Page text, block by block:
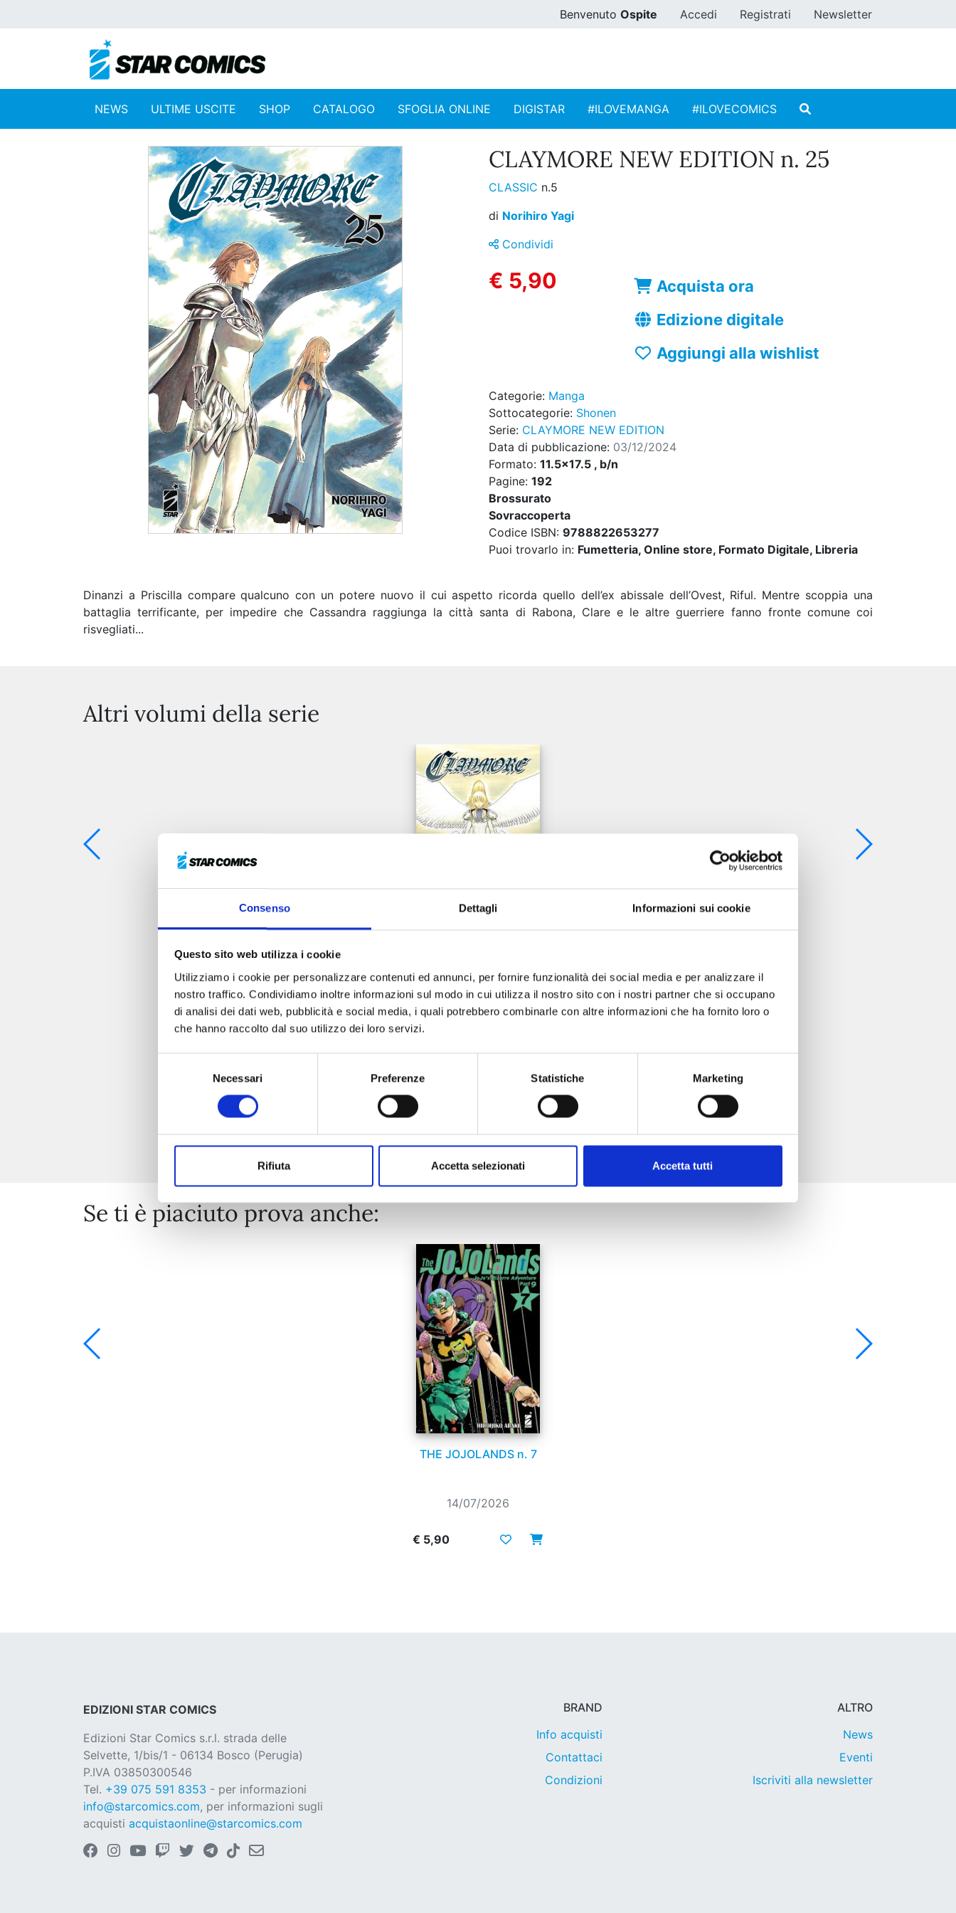
Consenso Dettagli Informazioni sui cookie
Questo sito web utilizza i cookie
Utilizziamo i cookie per personalizzare contenuti ed annunci, per fornire funzionalità dei social media e per analizzare il
nostro traffico. Condividiamo inoltre informazioni sul modo in cui utilizza il nostro sito con i nostri partner che si occupano
di analisi dei dati web, pubblicità e social media, i quali potrebbero combinarle con altre informazioni che ha fornito loro o
che hanno raccolto dal suo utilizzo dei loro servizi.
Necessari Preferenze Statistiche Marketing
Rifiuta Accetta selezionati Accetta tutti
Benvenuto Ospite Accedi Registrati Newsletter
NEWS ULTIME USCITE SHOP CATALOGO SFOGLIA ONLINE DIGISTAR #ILOVEMANGA #ILOVECOMICS
CLAYMORE NEW EDITION n. 25
CLASSIC n.5
di Norihiro Yagi
Condividi
€ 5,90
Acquista ora
Edizione digitale
Aggiungi alla wishlist
Categorie: Manga
Sottocategorie: Shonen
Serie: CLAYMORE NEW EDITION
Data di pubblicazione: 03/12/2024
Formato: 11.5x17.5 , b/n
Pagine: 192
Brossurato
Sovraccoperta
Codice ISBN: 9788822653277
Puoi trovarlo in: Fumetteria, Online store, Formato Digitale, Libreria
Dinanzi a Priscilla compare qualcuno con un potere nuovo il cui aspetto ricorda quello dell’ex abissale dell’Ovest, Riful. Mentre scoppia una
battaglia terrificante, per impedire che Cassandra raggiunga la città santa di Rabona, Clare e le altre guerriere fanno fronte comune coi
risvegliati...
Altri volumi della serie
11/02/2025
Se ti è piaciuto prova anche:
THE JOJOLANDS n. 7
14/07/2026
€ 5,90
EDIZIONI STAR COMICS
Edizioni Star Comics s.r.l. strada delle
Selvette, 1/bis/1 - 06134 Bosco (Perugia)
P.IVA 03850300546
Tel. +39 075 591 8353 - per informazioni
info@starcomics.com, per informazioni sugli
acquisti acquistaonline@starcomics.com
BRAND
Info acquisti
Contattaci
Condizioni
ALTRO
News
Eventi
Iscriviti alla newsletter